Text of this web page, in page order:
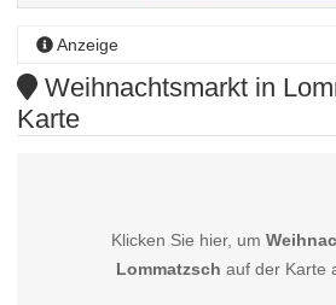
Anzeige
Weihnachtsmarkt in
Karte
Klicken Sie hier, um
Lommatzsch auf der Karte